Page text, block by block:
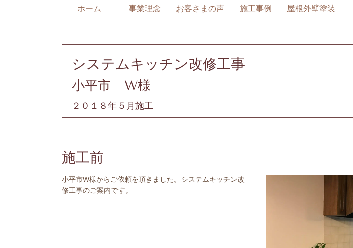
ホーム 事業理念 お客さまの声 施工事例 屋根外壁塗装
システムキッチン改修工事
小平市 W様
２０１８年５月施工
施工前
小平市W様からご依頼を頂きました。システムキッチン改
修工事のご案内です。